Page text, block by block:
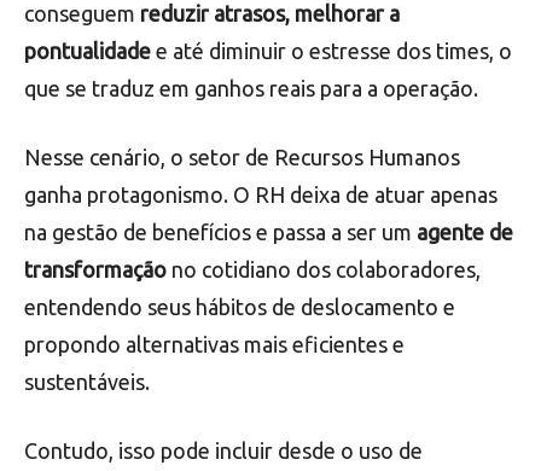
conseguem reduzir atrasos, melhorar a
pontualidade e até diminuir o estresse dos times, o
que se traduz em ganhos reais para a operação.
Nesse cenário, o setor de Recursos Humanos
ganha protagonismo. O RH deixa de atuar apenas
na gestão de benefícios e passa a ser um agente de
transformação no cotidiano dos colaboradores,
entendendo seus hábitos de deslocamento e
propondo alternativas mais eficientes e
sustentáveis.
Contudo, isso pode incluir desde o uso de